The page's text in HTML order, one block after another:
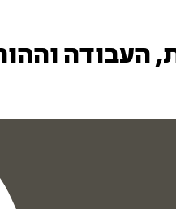
העבודה